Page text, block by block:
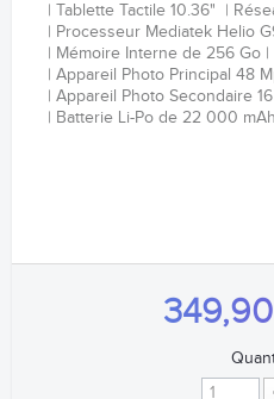
Tablette Tactile 10.36"
Processeur Mediatek Helio
Mémoire Interne de 256 Go
Appareil Photo Principal 48
Appareil Photo Secondaire
Batterie Li-Po de 22 000 mAh